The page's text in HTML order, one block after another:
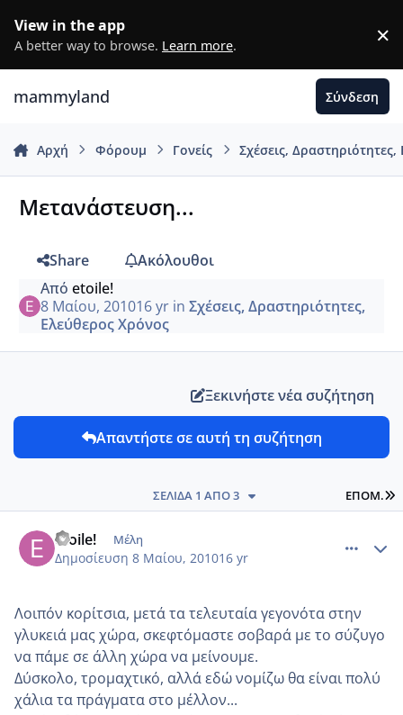
View in the app
A better way to browse. Learn more. ×
mammyland Σύνδεση
Αρχή Φόρουμ Γονείς Σχέσεις,
Μετανάστευση...
Share
Ακόλουθοι
Από etoile!
8 Μαίου, 201016 yrin Σχέσεις, Δραστηριότητες,
Ελεύθερος Χρόνος
Ξεκινήστε νέα συζήτηση
Απαντήστε σε αυτή τη συζήτηση
ΕΠΌΜ.
ΣΕΛΊΔΑ 1 ΑΠΌ 3
etoile! Μέλη
Δημοσίευση 8 Μαίου, 201016 yr
Λοιπόν κορίτσια, μετά τα τελευταία γεγονότα στην
γλυκειά μας χώρα, σκεφτόμαστε σοβαρά με το σύζυγο
να πάμε σε άλλη χώρα να μείνουμε.
Δύσκολο, τρομαχτικό, αλλά εδώ νομίζω θα είναι πολύ
χάλια τα πράγματα στο μέλλον...